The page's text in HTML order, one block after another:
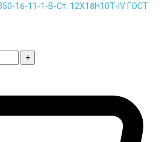
16-11-1-B-Cт. 12Х18Н10Т-IV ГОСТ
+